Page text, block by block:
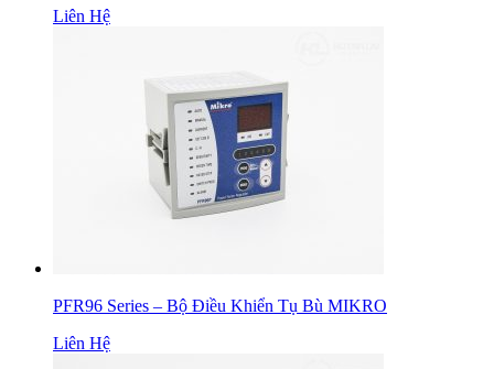
Liên Hệ
PFR96 Series – Bộ Điều Khiển Tụ Bù MIKRO
Liên Hệ